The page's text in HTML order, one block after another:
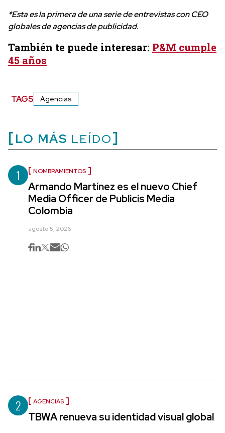
*Esta es la primera de una serie de entrevistas con CEO
globales de agencias de publicidad.
También te puede interesar: P&M cumple
45 años
TAGS Agencias
LO MÁS LEÍDO
1 NOMBRAMIENTOS
Armando Martínez es el nuevo Chief
Media Officer de Publicis Media
Colombia
agosto 5, 2026
2 AGENCIAS
TBWA renueva su identidad visual global